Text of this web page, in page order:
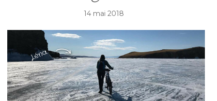
14 mai 2018